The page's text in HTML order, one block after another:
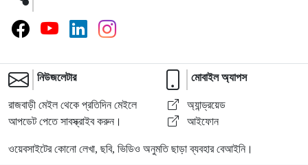
নিউজলেটার
রাজবাড়ী মেইল থেকে প্রতিদিন মেইলে
আপডেট পেতে সাবস্ক্রাইব করুন।
মোবাইল অ্যাপস
অ্যান্ড্রয়েড
আইফোন
ওয়েবসাইটের কোনো লেখা, ছবি, ভিডিও অনুমতি ছাড়া ব্যবহার বেআইনি।